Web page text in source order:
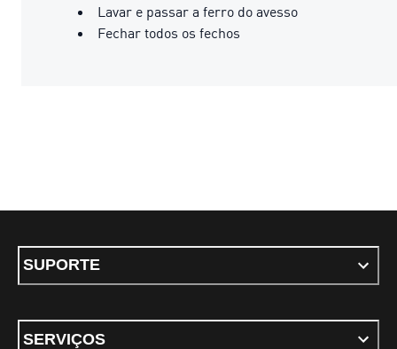
Lavar e passar a ferro do avesso
Fechar todos os fechos
SUPORTE
SERVIÇOS